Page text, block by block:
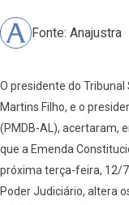
Fonte: Anajustra
O presidente do
Martins Filho, e o
(PMDB-AL), acertaram,
que a Emenda
próxima terça-feira, 12/
Poder Judiciário, altera